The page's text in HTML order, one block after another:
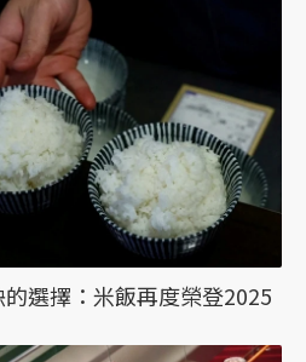
選擇：米飯再度榮登2025